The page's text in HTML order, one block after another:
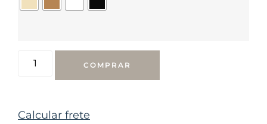
COMPRAR
Calcular frete